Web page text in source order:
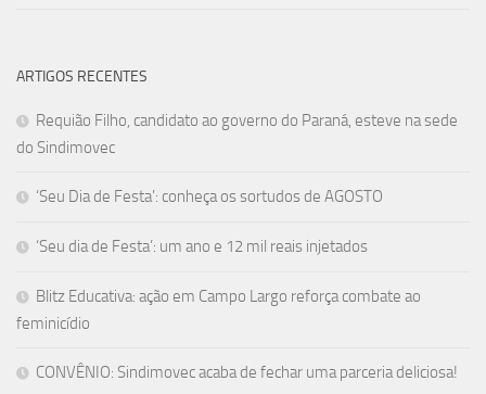
ARTIGOS RECENTES
Requião Filho, candidato ao governo do Paraná, esteve na sede
do Sindimovec
‘Seu Dia de Festa’: conheça os sortudos de AGOSTO
‘Seu dia de Festa’: um ano e 12 mil reais injetados
Blitz Educativa: ação em Campo Largo reforça combate ao
feminicídio
CONVÊNIO: Sindimovec acaba de fechar uma parceria deliciosa!